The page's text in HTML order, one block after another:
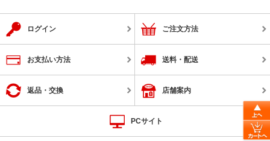
ログイン ご注文方法
お支払い方法 送料・配送
返品・交換 店舗案内
PCサイト